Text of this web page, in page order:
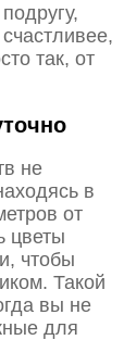
так, от
не
в
от
цветы
чтобы
Такой
вы не
для